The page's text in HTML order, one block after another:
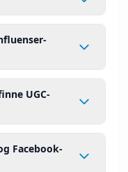
UGC-
Facebook-